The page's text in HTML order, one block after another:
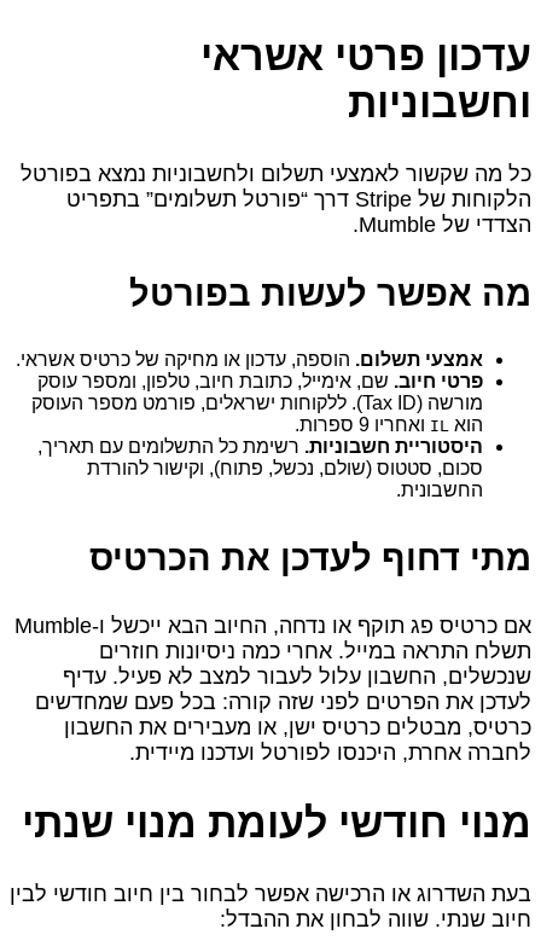
עדכון פרטי אשראי
וחשבוניות
כל מה שקשור לאמצעי תשלום ולחשבוניות נמצא בפורטל
הלקוחות של Stripe דרך “פורטל תשלומים” בתפריט
הצדדי של Mumble.
מה אפשר לעשות בפורטל
אמצעי תשלום. הוספה, עדכון או מחיקה של כרטיס אשראי.
פרטי חיוב. שם, אימייל, כתובת חיוב, טלפון, ומספר עוסק
מורשה (Tax ID). ללקוחות ישראלים, פורמט מספר העוסק
הוא IL ואחריו 9 ספרות.
היסטוריית חשבוניות. רשימת כל התשלומים עם תאריך,
סכום, סטטוס (שולם, נכשל, פתוח), וקישור להורדת
החשבונית.
מתי דחוף לעדכן את הכרטיס
אם כרטיס פג תוקף או נדחה, החיוב הבא ייכשל ו‑Mumble
תשלח התראה במייל. אחרי כמה ניסיונות חוזרים
שנכשלים, החשבון עלול לעבור למצב לא פעיל. עדיף
לעדכן את הפרטים לפני שזה קורה: בכל פעם שמחדשים
כרטיס, מבטלים כרטיס ישן, או מעבירים את החשבון
לחברה אחרת, היכנסו לפורטל ועדכנו מיידית.
מנוי חודשי לעומת מנוי שנתי
בעת השדרוג או הרכישה אפשר לבחור בין חיוב חודשי לבין
חיוב שנתי. שווה לבחון את ההבדל: